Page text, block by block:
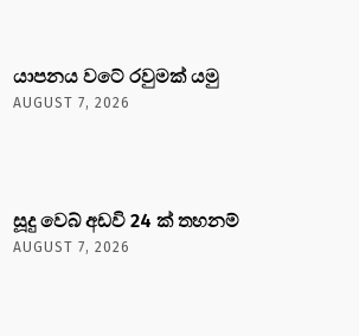
යාපනය වටේ රවුමක් යමු
AUGUST 7, 2026
සූදු වෙබ් අඩවි 24 ක් තහනම්
AUGUST 7, 2026